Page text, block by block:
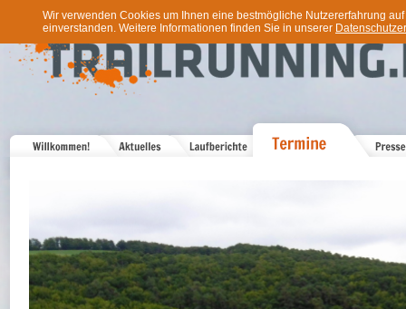
Wir verwenden Cookies um Ihnen eine bestmögliche Nutzererfahrung
einverstanden. Weitere Informationen finden Sie in unserer